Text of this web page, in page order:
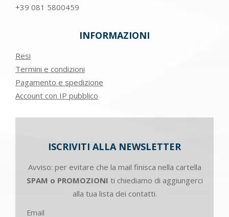
+39 081 5800459
INFORMAZIONI
Resi
Termini e condizioni
Pagamento e spedizione
Account con IP pubblico
ISCRIVITI ALLA NEWSLETTER
Avviso: per evitare che la mail finisca nella cartella
SPAM o PROMOZIONI ti chiediamo di aggiungerci
alla tua lista dei contatti.
Email